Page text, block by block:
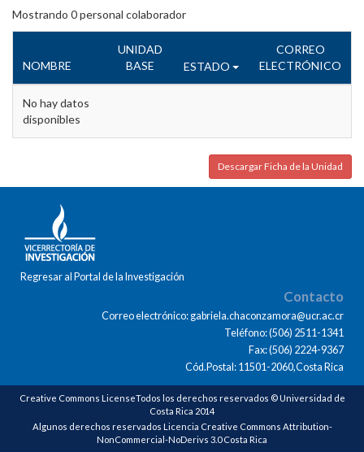
Mostrando 0personal colaborador
NOMBRE
UNIDAD
BASE
ESTADO
CORREO
ELECTRÓNICO
No hay datos
disponibles
Descargar Ficha de la Unidad
Regresar al Portal de la Investigación
Contacto
Correo electrónico: gabriela.chaconzamora@ucr.ac.cr
Teléfono: (506) 2511-1341
Fax: (506) 2224-9367
Cód.Postal: 11501-2060,Costa Rica
Creative Commons LicenseTodos los derechos reservados © Universidad de
Costa Rica 2014
Algunos derechos reservados Licencia Creative Commons Attribution-
NonCommercial-NoDerivs 3.0 Costa Rica